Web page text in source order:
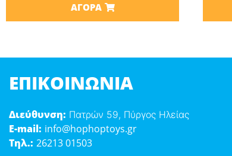
ΑΓΟΡΆ
ΕΠΙΚΟΙΝΩΝΊΑ
Διεύθυνση: Πατρών 59, Πύργος Ηλείας
E-mail: info@hophoptoys.gr
Τηλ.: 26213 01503